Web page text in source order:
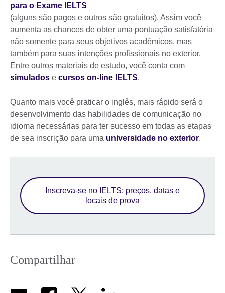
para o Exame IELTS
(alguns são pagos e outros são gratuitos). Assim você
aumenta as chances de obter uma pontuação satisfatória
não somente para seus objetivos acadêmicos, mas
também para suas intenções profissionais no exterior.
Entre outros materiais de estudo, você conta com
simulados e cursos on-line IELTS.
Quanto mais você praticar o inglês, mais rápido será o
desenvolvimento das habilidades de comunicação no
idioma necessárias para ter sucesso em todas as etapas
de sea inscrição para uma universidade no exterior.
Inscreva-se no IELTS: preços, datas e
locais de prova
Compartilhar